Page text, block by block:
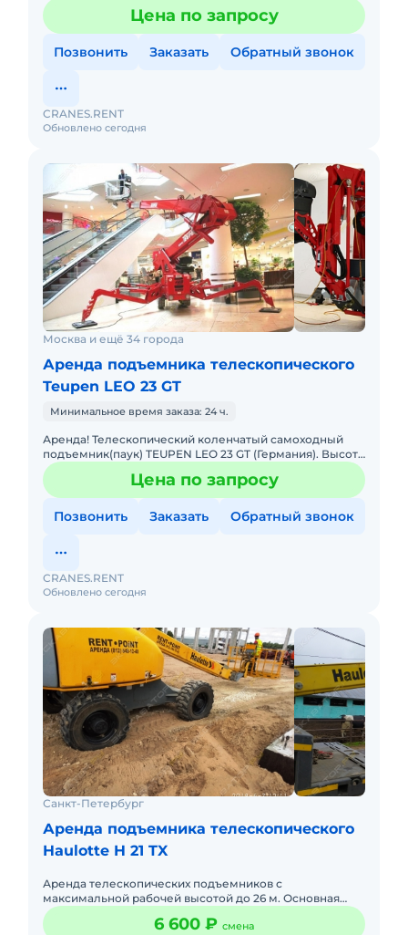
подъема 50 м, Горизонтальный вылет 20 м. Тип
питания: Дизель +Цена по запросу
Позвонить Заказать Обратный звонок
Обновлено сегодня
CRANES.RENT
Москва и ещё 34 города
Аренда подъемника телескопического
Teupen LEO 23 GT
Минимальное время заказа: 24 ч.
Аренда! Телескопический коленчатый самоходный
подъемник(паук) TEUPEN LEO 23 GT (Германия). Высота
подъема 23 м, Горизонтальный вылет 11 м. Тип питания:
Дизель +
Цена по запросу
Позвонить Заказать Обратный звонок
Обновлено сегодня
CRANES.RENT
Санкт-Петербург
Аренда подъемника телескопического
Haulotte H 21 TX
Аренда телескопических подъемников с
максимальной рабочей высотой до 26 м. Основная
отличительная особенность телескопического
подъемника – это особый механизм
6 600 ₽ смена